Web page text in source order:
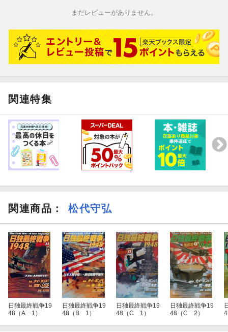
まだレビューがありません。
関連特集
関連商品 ： 松代守弘
日独最終戦争19
48（A 1）
日独最終戦争19
48（B 1）
日独最終戦争19
48（C 1）
日独最終戦争19
48（C 2）